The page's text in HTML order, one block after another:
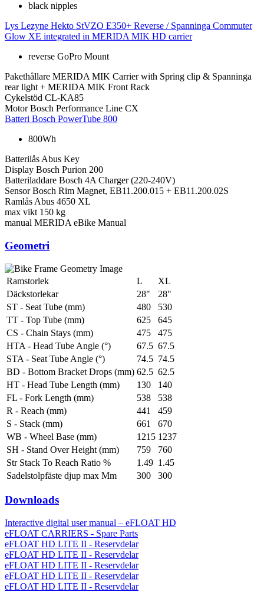
black nipples
Lys Lezyne Hekto StVZO E350+ Reverse / Spanninga Commuter
Glow XE integrated in MERIDA MIK HD carrier
reverse GoPro Mount
Pakethållare MERIDA MIK Carrier with Spring clip & Spanninga
rear light + MERIDA MIK Front Rack
Cykelstöd CL-KA85
Motor Bosch Performance Line CX
Batteri Bosch PowerTube 800
800Wh
Batterilås Abus Key
Display Bosch Purion 200
Batteriladdare Bosch 4A Charger (220-240V)
Sensor Bosch Rim Magnet, EB11.200.015 + EB11.200.02S
Ramlås Abus 4650 XL
max vikt 150 kg
manual MERIDA eBike Manual
Geometri
Ramstorlek L
XL
Däckstorlekar
28"
28"
ST - Seat Tube (mm)
480
530
TT - Top Tube (mm)
625
645
CS - Chain Stays (mm)
475
475
HTA - Head Tube Angle (°)
67.5 67.5
STA - Seat Tube Angle (°)
74.5 74.5
BD - Bottom Bracket Drops (mm) 62.5 62.5
HT - Head Tube Length (mm)
130
140
FL - Fork Length (mm)
538
538
R - Reach (mm)
441
459
S - Stack (mm)
661
670
WB - Wheel Base (mm)
1215 1237
SH - Stand Over Height (mm)
759
760
Str Stack To Reach Ratio %
1.49 1.45
Sadelstolpfäste djup max Mm
300 300
Downloads
Interactive digital user manual – eFLOAT HD
eFLOAT CARRIERS - Spare Parts
eFLOAT HD LITE II - Reservdelar
eFLOAT HD LITE II - Reservdelar
eFLOAT HD LITE II - Reservdelar
eFLOAT HD LITE II - Reservdelar
eFLOAT HD LITE II - Reservdelar